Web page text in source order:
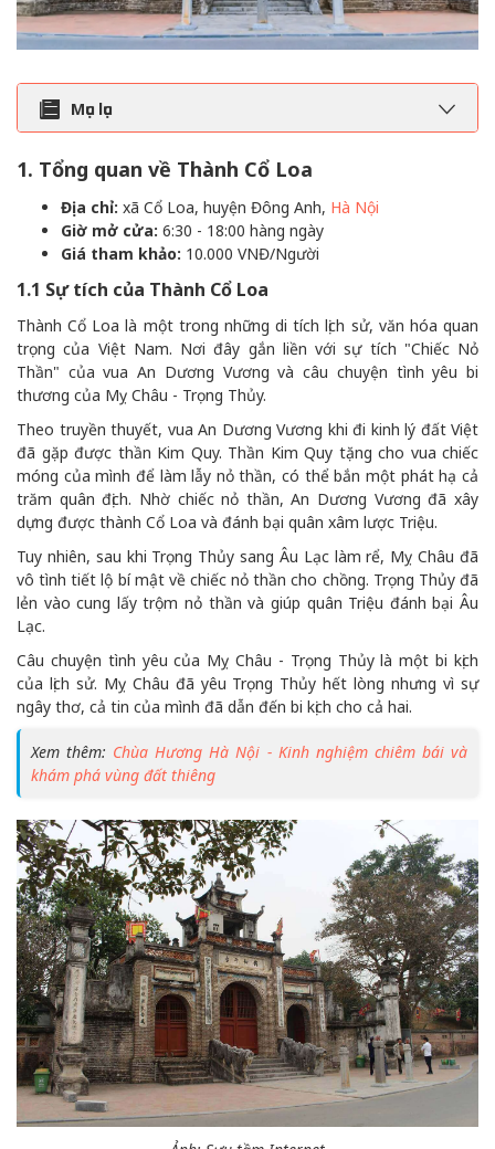
Mục lục
1. Tổng quan về Thành Cổ Loa
Địa chỉ: xã Cổ Loa, huyện Đông Anh, Hà Nội
Giờ mở cửa: 6:30 - 18:00 hàng ngày
Giá tham khảo: 10.000 VNĐ/Người
1.1 Sự tích của Thành Cổ Loa
Thành Cổ Loa là một trong những di tích lịch sử, văn hóa quan
trọng của Việt Nam. Nơi đây gắn liền với sự tích "Chiếc Nỏ
Thần" của vua An Dương Vương và câu chuyện tình yêu bi
thương của Mỵ Châu - Trọng Thủy.
Theo truyền thuyết, vua An Dương Vương khi đi kinh lý đất Việt
đã gặp được thần Kim Quy. Thần Kim Quy tặng cho vua chiếc
móng của mình để làm lẫy nỏ thần, có thể bắn một phát hạ cả
trăm quân địch. Nhờ chiếc nỏ thần, An Dương Vương đã xây
dựng được thành Cổ Loa và đánh bại quân xâm lược Triệu.
Tuy nhiên, sau khi Trọng Thủy sang Âu Lạc làm rể, Mỵ Châu đã
vô tình tiết lộ bí mật về chiếc nỏ thần cho chồng. Trọng Thủy đã
lẻn vào cung lấy trộm nỏ thần và giúp quân Triệu đánh bại Âu
Lạc.
Câu chuyện tình yêu của Mỵ Châu - Trọng Thủy là một bi kịch
của lịch sử. Mỵ Châu đã yêu Trọng Thủy hết lòng nhưng vì sự
ngây thơ, cả tin của mình đã dẫn đến bi kịch cho cả hai.
Xem thêm: Chùa Hương Hà Nội - Kinh nghiệm chiêm bái và
khám phá vùng đất thiêng